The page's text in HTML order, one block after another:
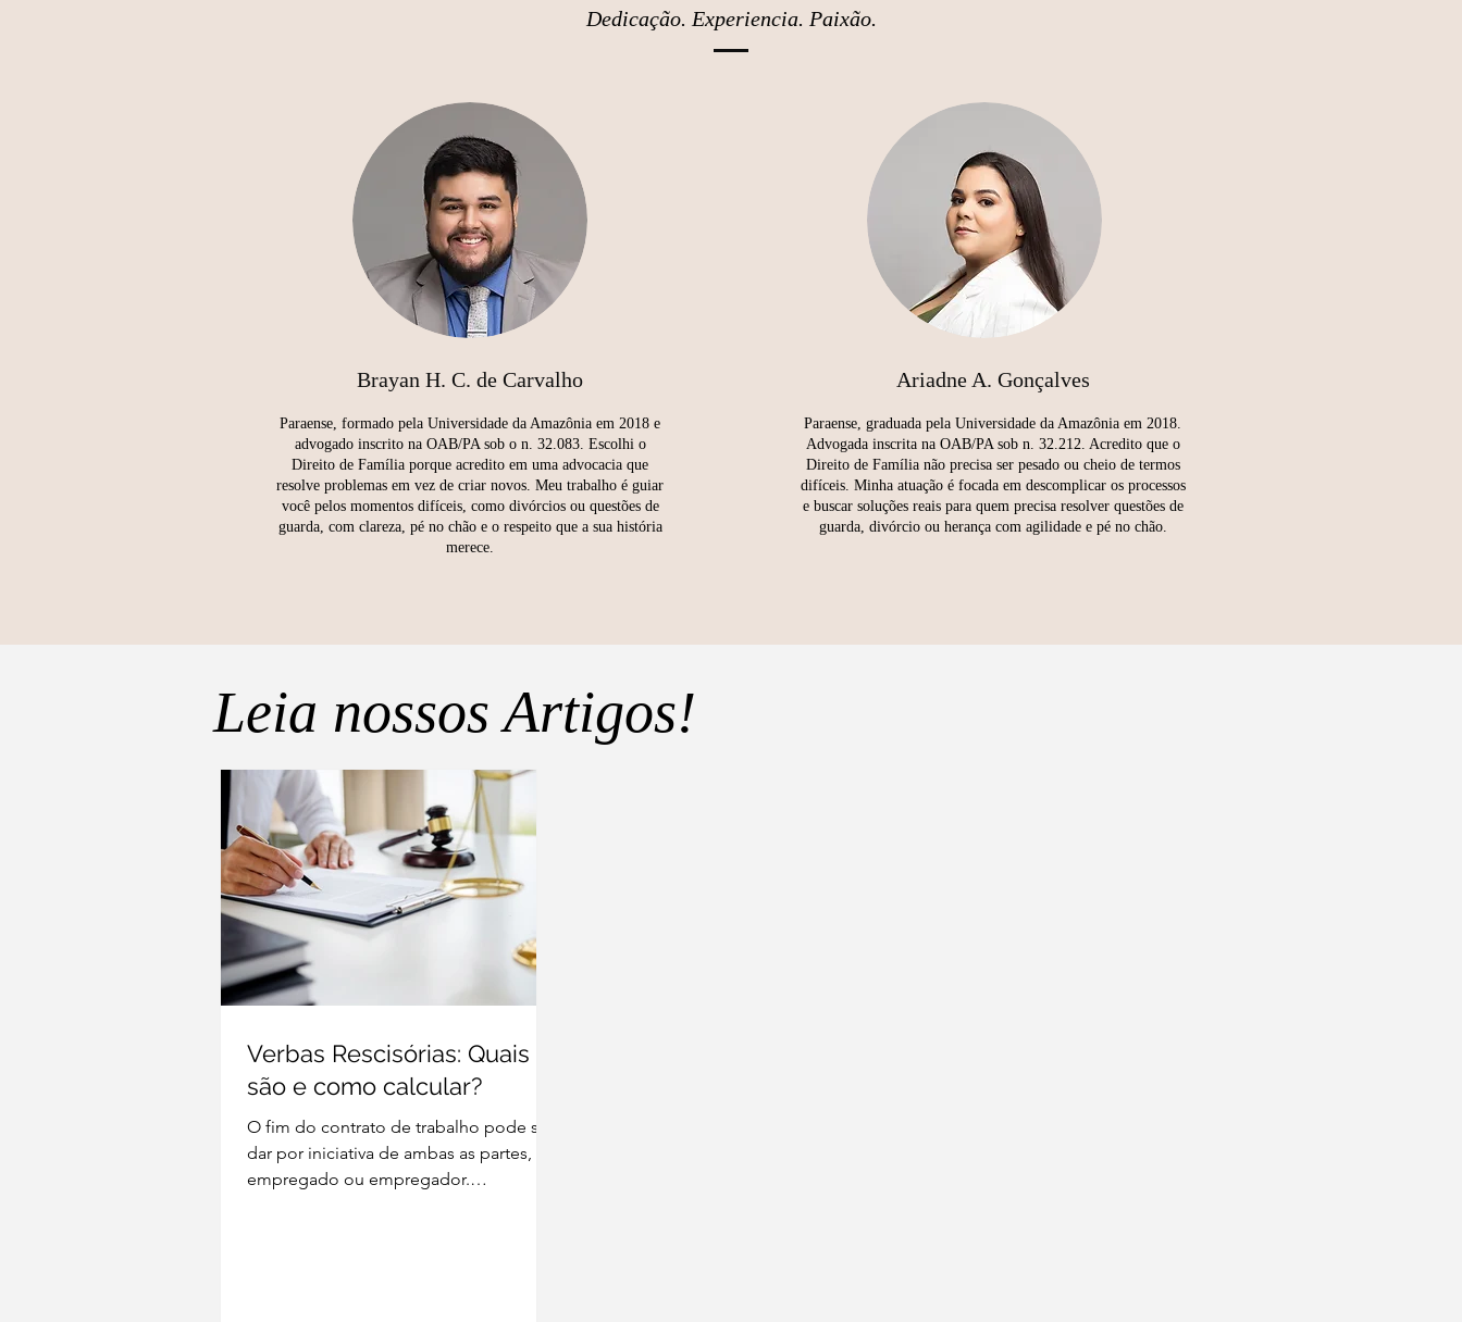
segurança jurídica para você voltar a ter tranquilidade na sua rotina.
Dedicação. Experiencia. Paixão.
Brayan H. C. de Carvalho
Paraense, formado pela Universidade da Amazônia em 2018 e
advogado inscrito na OAB/PA sob o n. 32.083. Escolhi o
Direito de Família porque acredito em uma advocacia que
resolve problemas em vez de criar novos. Meu trabalho é guiar
você pelos momentos difíceis, como divórcios ou questões de
guarda, com clareza, pé no chão e o respeito que a sua história
merece.
Ariadne A. Gonçalves
Paraense, graduada pela Universidade da Amazônia em 2018.
Advogada inscrita na OAB/PA sob n. 32.212. Acredito que o
Direito de Família não precisa ser pesado ou cheio de termos
difíceis. Minha atuação é focada em descomplicar os processos
e buscar soluções reais para quem precisa resolver questões de
guarda, divórcio ou herança com agilidade e pé no chão.
Leia nossos Artigos!
Verbas Rescisórias: Quais
são e como calcular?
O fim do contrato de trabalho pode ser
dar por iniciativa de ambas as partes,
empregado ou empregador.